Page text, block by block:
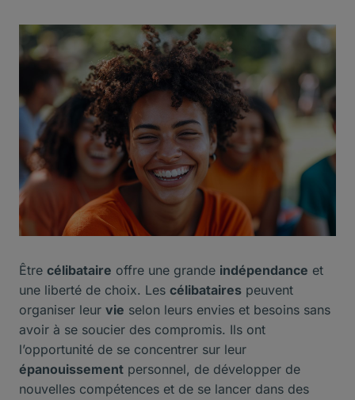
Être célibataire offre une grande indépendance et
une liberté de choix. Les célibataires peuvent
organiser leur vie selon leurs envies et besoins sans
avoir à se soucier des compromis. Ils ont
l’opportunité de se concentrer sur leur
épanouissement personnel, de développer de
nouvelles compétences et de se lancer dans des